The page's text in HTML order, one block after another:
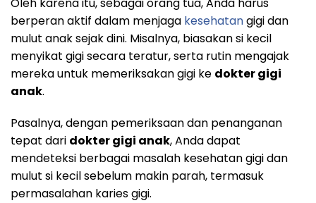
Oleh karena itu, sebagai orang tua, Anda harus
berperan aktif dalam menjaga kesehatangigi dan
mulut anak sejak dini. Misalnya, biasakan si kecil
menyikat gigi secara teratur, serta rutin mengajak
mereka untuk memeriksakan gigi ke dokter gigi
anak.
Pasalnya, dengan pemeriksaan dan penanganan
tepat dari dokter gigi anak, Anda dapat
mendeteksi berbagai masalah kesehatan gigi dan
mulut si kecil sebelum makin parah, termasuk
permasalahan karies gigi.